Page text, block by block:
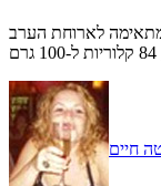
לארוחת הערב
חיים